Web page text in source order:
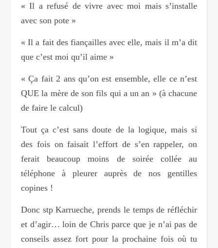
« Il a refusé de vivre avec moi mais s’installe
avec son pote »
« Il a fait des fiançailles avec elle, mais il m’a dit
que c’est moi qu’il aime »
« Ça fait 2 ans qu’on est ensemble, elle ce n’est
QUE la mère de son fils qui a un an » (à chacune
de faire le calcul)
Tout ça c’est sans doute de la logique, mais si
des fois on faisait l’effort de s’en rappeler, on
ferait beaucoup moins de soirée collée au
téléphone à pleurer auprès de nos gentilles
copines !
Donc stp Karrueche, prends le temps de réfléchir
et d’agir… loin de Chris parce que je n’ai pas de
conseils assez fort pour la prochaine fois où tu